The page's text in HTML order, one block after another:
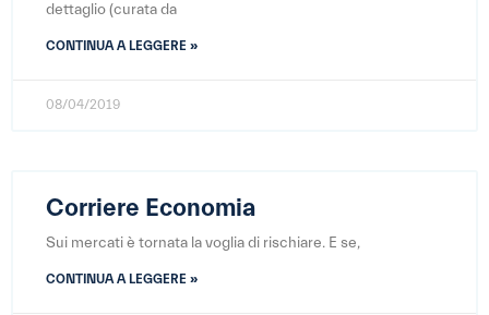
dettaglio (curata da
CONTINUA A LEGGERE »
08/04/2019
Corriere Economia
Sui mercati è tornata la voglia di rischiare. E se,
CONTINUA A LEGGERE »